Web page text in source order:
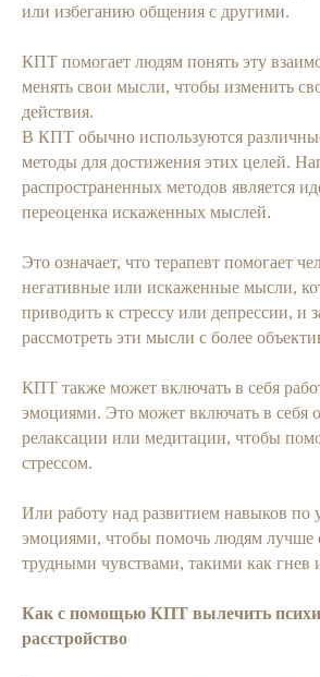
или избеганию общения с другими.
КПТ помогает людям понять эту
менять свои мысли, чтобы изменить
действия.
В КПТ обычно используются
методы для достижения этих целей.
распространенных методов является
переоценка искаженных мыслей.
Это означает, что терапевт помогает
негативные или искаженные мысли,
приводить к стрессу или депрессии, и
рассмотреть эти мысли с более
КПТ также может включать в себя
эмоциями. Это может включать в себя
релаксации или медитации, чтобы
стрессом.
Или работу над развитием навыков по
эмоциями, чтобы помочь людям лучше
трудными чувствами, такими как гнев
Как с помощью КПТ вылечить
расстройство